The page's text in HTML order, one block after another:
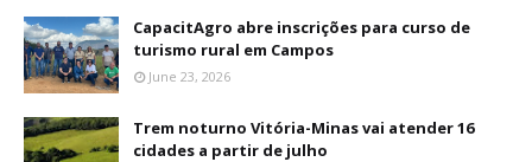
CapacitAgro abre inscrições para curso de
turismo rural em Campos
June 23, 2026
Trem noturno Vitória-Minas vai atender 16
cidades a partir de julho